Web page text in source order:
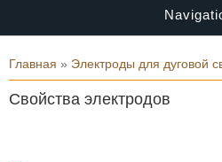
Вы здесь
Главная » Электроды для дуговой
Свойства электродов